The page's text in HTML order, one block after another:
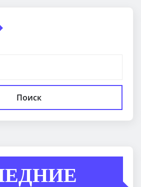
Поиск